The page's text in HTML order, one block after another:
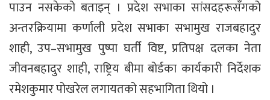
पाउन नसकेको बताइन् । प्रदेश सभाका सांसदहरूसँगको
अन्तरक्रियामा कर्णाली प्रदेश सभाका सभामुख राजबहादुर
शाही, उप–सभामुख पुष्पा घर्ती विष्ट, प्रतिपक्ष दलका नेता
जीवनबहादुर शाही, राष्ट्रिय बीमा बोर्डका कार्यकारी निर्देशक
रमेशकुमार पोखरेल लगायतको सहभागिता थियो ।